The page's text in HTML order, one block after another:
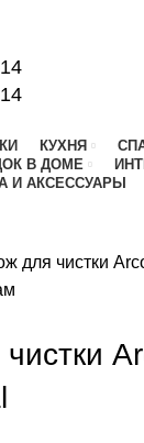
КУХНЯ
В ДОМЕ
И АКСЕССУАРЫ
для чистки